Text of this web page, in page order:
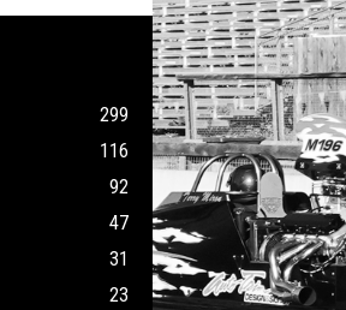
299
116
92
47
31
23